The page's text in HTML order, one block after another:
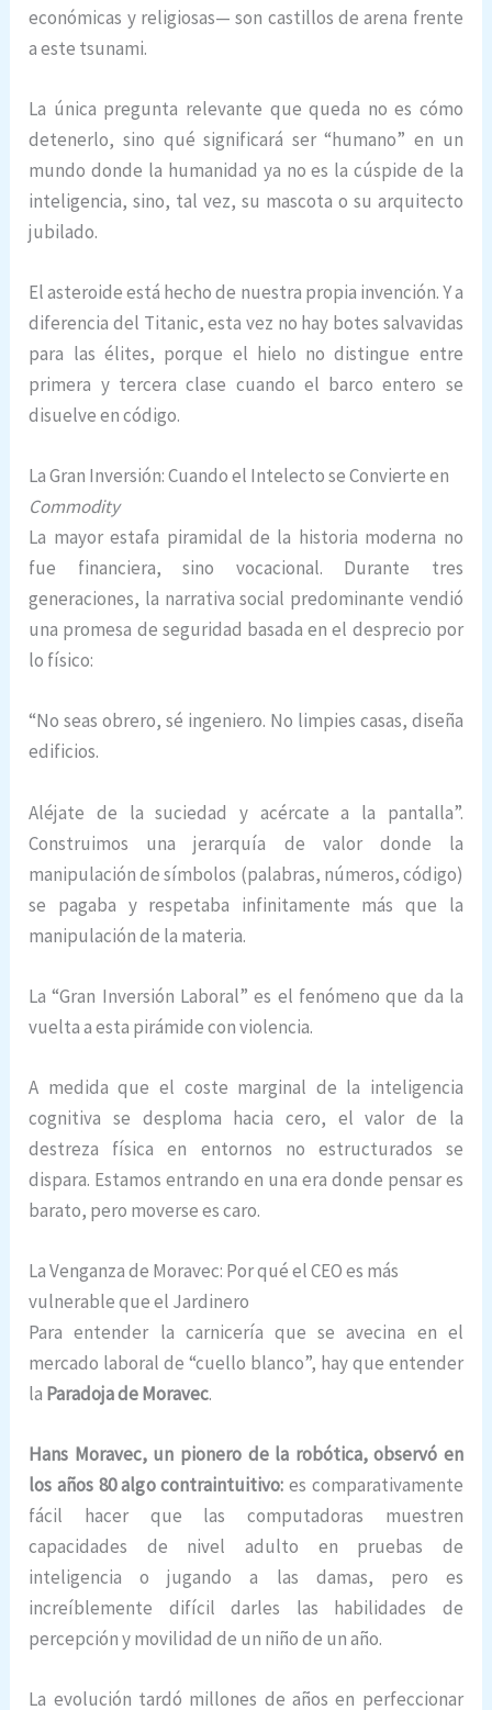
económicas y religiosas— son castillos de arena frente
a este tsunami.
La única pregunta relevante que queda no es cómo
detenerlo, sino qué significará ser “humano” en un
mundo donde la humanidad ya no es la cúspide de la
inteligencia, sino, tal vez, su mascota o su arquitecto
jubilado.
El asteroide está hecho de nuestra propia invención. Y a
diferencia del Titanic, esta vez no hay botes salvavidas
para las élites, porque el hielo no distingue entre
primera y tercera clase cuando el barco entero se
disuelve en código.
La Gran Inversión: Cuando el Intelecto se Convierte en
Commodity
La mayor estafa piramidal de la historia moderna no
fue financiera, sino vocacional. Durante tres
generaciones, la narrativa social predominante vendió
una promesa de seguridad basada en el desprecio por
lo físico:
“No seas obrero, sé ingeniero. No limpies casas, diseña
edificios.
Aléjate de la suciedad y acércate a la pantalla”.
Construimos una jerarquía de valor donde la
manipulación de símbolos (palabras, números, código)
se pagaba y respetaba infinitamente más que la
manipulación de la materia.
La “Gran Inversión Laboral” es el fenómeno que da la
vuelta a esta pirámide con violencia.
A medida que el coste marginal de la inteligencia
cognitiva se desploma hacia cero, el valor de la
destreza física en entornos no estructurados se
dispara. Estamos entrando en una era donde pensar es
barato, pero moverse es caro.
La Venganza de Moravec: Por qué el CEO es más
vulnerable que el Jardinero
Para entender la carnicería que se avecina en el
mercado laboral de “cuello blanco”, hay que entender
la Paradoja de Moravec.
Hans Moravec, un pionero de la robótica, observó en
los años 80 algo contraintuitivo: es comparativamente
fácil hacer que las computadoras muestren
capacidades de nivel adulto en pruebas de
inteligencia o jugando a las damas, pero es
increíblemente difícil darles las habilidades de
percepción y movilidad de un niño de un año.
La evolución tardó millones de años en perfeccionar